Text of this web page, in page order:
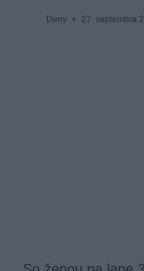
Deny 27. septembra